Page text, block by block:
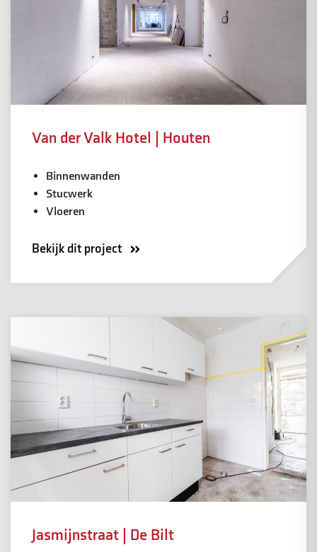
Van der Valk Hotel | Houten
Binnenwanden
Stucwerk
Vloeren
Bekijk dit project
Jasmijnstraat | De Bilt